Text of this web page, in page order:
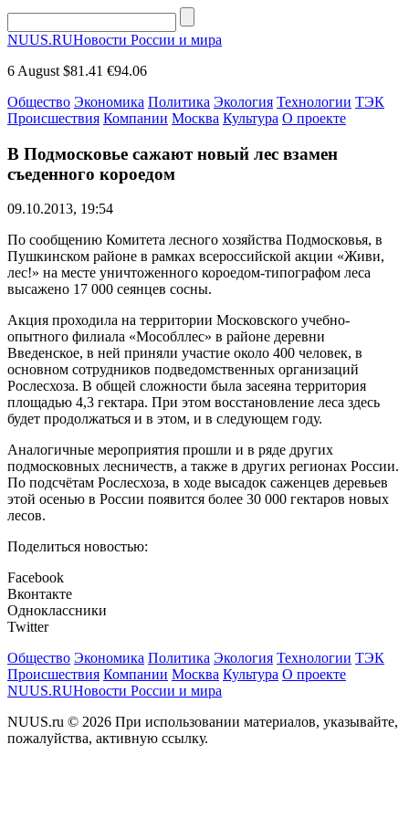
NUUS.RUНовости России и мира
6 August $81.41 €94.06
Общество Экономика Политика Экология Технологии ТЭК
Происшествия Компании Москва Культура О проекте
В Подмосковье сажают новый лес взамен
съеденного короедом
09.10.2013, 19:54
По сообщению Комитета лесного хозяйства Подмосковья, в
Пушкинском районе в рамках всероссийской акции «Живи,
лес!» на месте уничтоженного короедом-типографом леса
высажено 17 000 сеянцев сосны.
Акция проходила на территории Московского учебно-
опытного филиала «Мособллес» в районе деревни
Введенское, в ней приняли участие около 400 человек, в
основном сотрудников подведомственных организаций
Рослесхоза. В общей сложности была засеяна территория
площадью 4,3 гектара. При этом восстановление леса здесь
будет продолжаться и в этом, и в следующем году.
Аналогичные мероприятия прошли и в ряде других
подмосковных лесничеств, а также в других регионах России.
По подсчётам Рослесхоза, в ходе высадок саженцев деревьев
этой осенью в России появится более 30 000 гектаров новых
лесов.
Поделиться новостью:
Facebook
Вконтакте
Одноклассники
Twitter
Общество Экономика Политика Экология Технологии ТЭК
Происшествия Компании Москва Культура О проекте
NUUS.RUНовости России и мира
NUUS.ru © 2026 При использовании материалов, указывайте,
пожалуйства, активную ссылку.